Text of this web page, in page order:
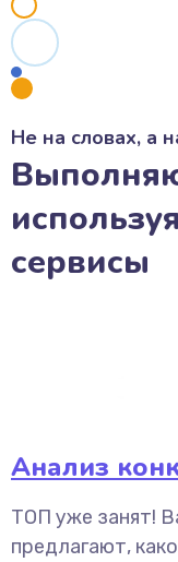
Не на словах, а
сервисы
Анализ
ТОП уже занят!
предлагают,